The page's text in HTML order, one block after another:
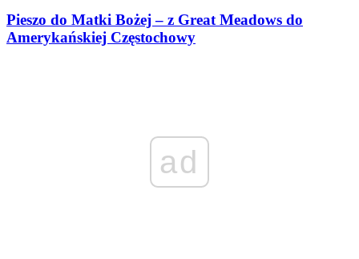
Pieszo do Matki Bożej – z Great Meadows do
Amerykańskiej Częstochowy
ad